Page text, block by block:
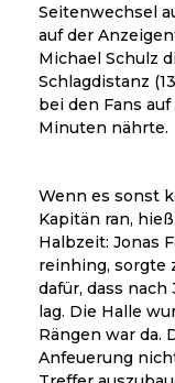
Seitenwechsel
auf der
Michael Schulz
Schlagdistanz
bei den Fans
Minuten nährte.
Wenn es sonst
Kapitän ran,
Halbzeit: Jonas
reinhing, sorgte
dafür, dass nach
lag. Die Halle
Rängen war da.
Anfeuerung